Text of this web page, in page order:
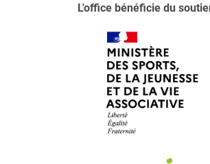
L'office bénéficie du